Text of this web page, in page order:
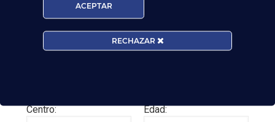
Curso:
Centro: Edad:
ACEPTAR
RECHAZAR